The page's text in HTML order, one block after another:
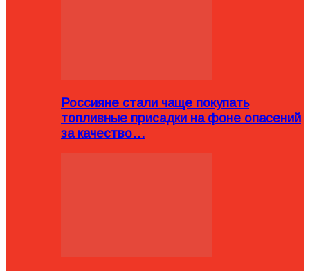
Россияне стали чаще покупать
топливные присадки на фоне опасений
за качество…